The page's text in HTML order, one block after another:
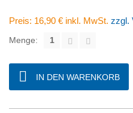
Preis: 16,90 € inkl. MwSt. zzgl.
Menge:
IN DEN WARENKORB